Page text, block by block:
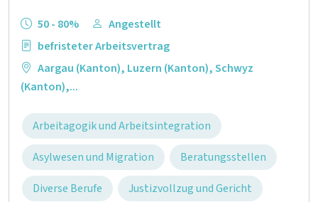
50 - 80%
Angestellt
befristeter Arbeitsvertrag
Aargau (Kanton), Luzern (Kanton),Schwyz
(Kanton),...
Arbeitagogik und Arbeitsintegration
Asylwesen und Migration
Beratungsstellen
Diverse Berufe
Justizvollzug und Gericht